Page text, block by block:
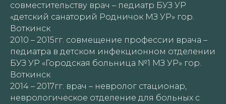
совместительству врач – педиатр БУЗ УР
«детский санаторий Родничок МЗ УР» гор.
Воткинск
2010 – 2015гг. совмещение профессии врача –
педиатра в детском инфекционном отделении
БУЗ УР «Городская больница №1 МЗ УР» гор.
Воткинск
2014 – 2017гг. врач – невролог стационар,
неврологическое отделение для больных с